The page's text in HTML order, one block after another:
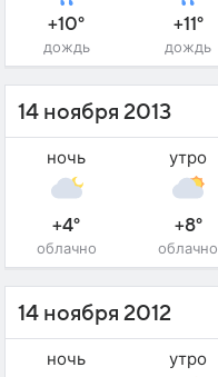
+10°
дождь
+11°
дождь
14 ноября 2013
ночь
+4°
облачно
утро
+8°
облачно
14 ноября 2012
ночь утро